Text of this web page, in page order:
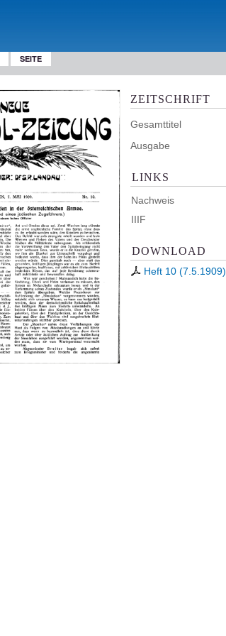
SEITE
ZEITSCHRIFT
Gesamttitel
Ausgabe
LINKS
Nachweis
IIIF
DOWNLOAD
Heft 10 (7.5.1909)